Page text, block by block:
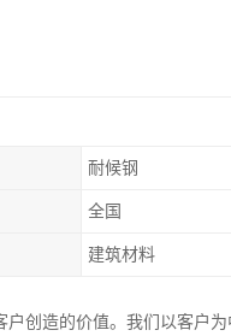
耐候钢
全国
建筑材料
创造的价值。我们以客户